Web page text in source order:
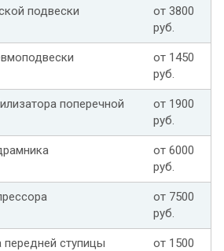
подвески
от 3800
руб.
от 1450
руб.
поперечной
от 1900
руб.
от 6000
руб.
от 7500
руб.
ступицы
от 1500